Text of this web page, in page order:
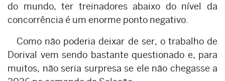
do mundo, ter treinadores abaixo do nível da
concorrência é um enorme ponto negativo.
Como não poderia deixar de ser, o trabalho de
Dorival vem sendo bastante questionado e, para
muitos, não seria surpresa se ele não chegasse a